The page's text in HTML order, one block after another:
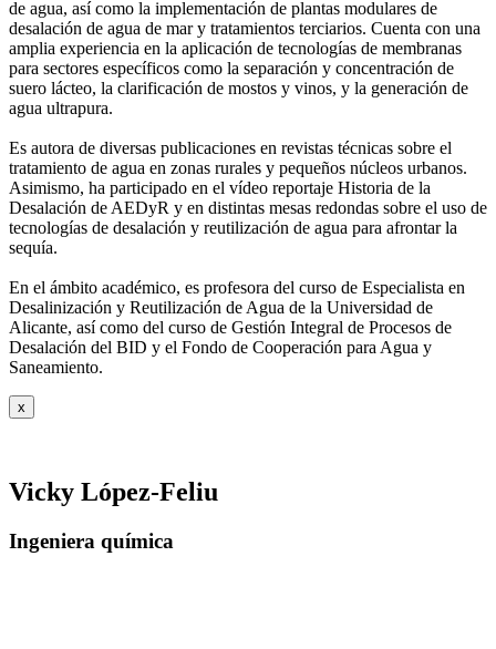
de agua, así como la implementación de plantas modulares de
desalación de agua de mar y tratamientos terciarios. Cuenta con una
amplia experiencia en la aplicación de tecnologías de membranas
para sectores específicos como la separación y concentración de
suero lácteo, la clarificación de mostos y vinos, y la generación de
agua ultrapura.
Es autora de diversas publicaciones en revistas técnicas sobre el
tratamiento de agua en zonas rurales y pequeños núcleos urbanos.
Asimismo, ha participado en el vídeo reportaje Historia de la
Desalación de AEDyR y en distintas mesas redondas sobre el uso de
tecnologías de desalación y reutilización de agua para afrontar la
sequía.
En el ámbito académico, es profesora del curso de Especialista en
Desalinización y Reutilización de Agua de la Universidad de
Alicante, así como del curso de Gestión Integral de Procesos de
Desalación del BID y el Fondo de Cooperación para Agua y
Saneamiento.
x
Vicky López-Feliu
Ingeniera química